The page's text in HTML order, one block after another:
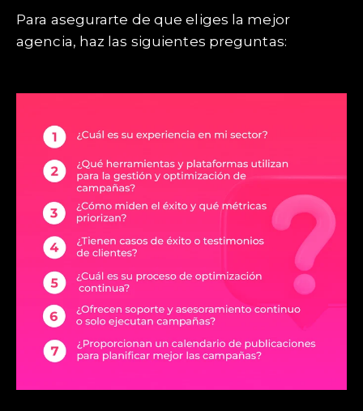
Para asegurarte de que eliges la mejor
agencia, haz las siguientes preguntas: